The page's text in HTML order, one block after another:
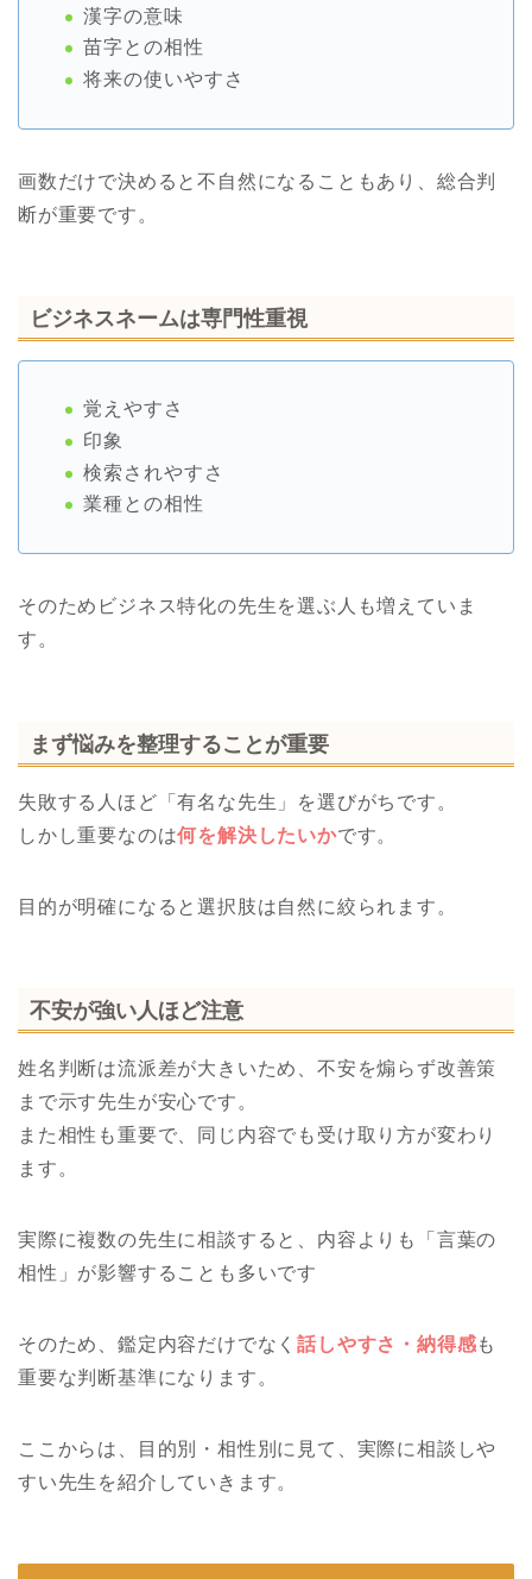
漢字の意味
苗字との相性
将来の使いやすさ
画数だけで決めると不自然になることもあり、総合判
断が重要です。
ビジネスネームは専門性重視
覚えやすさ
印象
検索されやすさ
業種との相性
そのためビジネス特化の先生を選ぶ人も増えていま
す。
まず悩みを整理することが重要
失敗する人ほど「有名な先生」を選びがちです。
しかし重要なのは何を解決したいかです。
目的が明確になると選択肢は自然に絞られます。
不安が強い人ほど注意
姓名判断は流派差が大きいため、不安を煽らず改善策
まで示す先生が安心です。
また相性も重要で、同じ内容でも受け取り方が変わり
ます。
実際に複数の先生に相談すると、内容よりも「言葉の
相性」が影響することも多いです
そのため、鑑定内容だけでなく話しやすさ・納得感も
重要な判断基準になります。
ここからは、目的別・相性別に見て、実際に相談しや
すい先生を紹介していきます。